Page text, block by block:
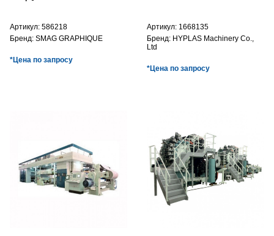
Артикул: 586218
Бренд: SMAG GRAPHIQUE
*Цена по запросу
Артикул: 1668135
Бренд: HYPLAS Machinery Co.,
Ltd
*Цена по запросу